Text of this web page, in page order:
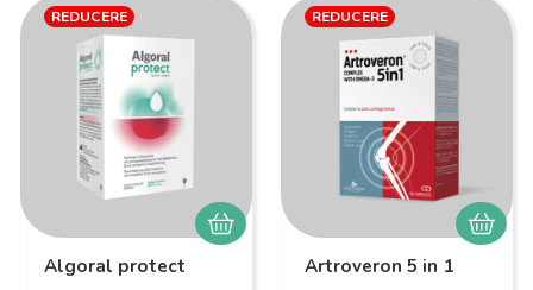
REDUCERE
Algoral protect
REDUCERE
Artroveron 5 in 1